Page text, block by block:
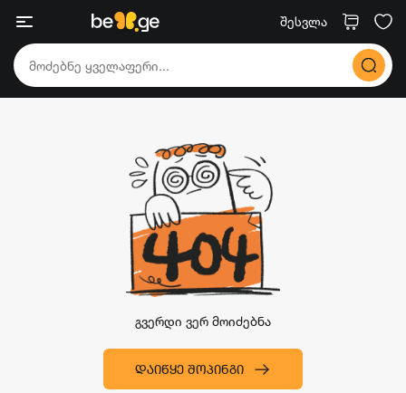
შესვლა
გვერდი ვერ მოიძებნა
ᲓᲐᲘᲬᲧᲔ ᲨᲝᲞᲘᲜᲒᲘ